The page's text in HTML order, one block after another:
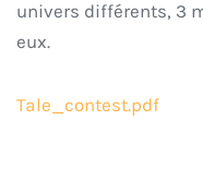
univers différents, 3
eux.
Tale_contest.pdf